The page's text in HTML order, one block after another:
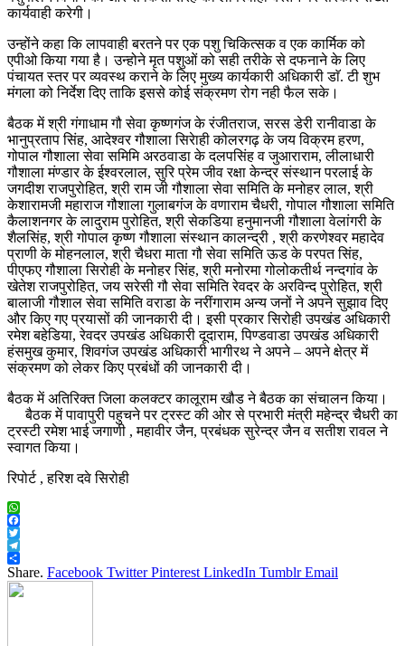
कार्यवाही करेगी।
उन्होंने कहा कि लापवाही बरतने पर एक पशु चिकित्सक व एक कार्मिक को
एपीओ किया गया है। उन्होने मृत पशुओं को सही तरीके से दफनाने के लिए
पंचायत स्तर पर व्यवस्थ कराने के लिए मुख्य कार्यकारी अधिकारी डाॅ. टी शुभ
मंगला को निर्देश दिए ताकि इससे कोई संक्रमण रोग नही फैल सके।
बैठक में श्री गंगाधाम गौ सेवा कृष्णगंज के रंजीतराज, सरस डेरी रानीवाडा के
भानुप्रताप सिंह, आदेश्वर गौशाला सिरेाही कोलरगढ़ के जय विक्रम हरण,
गोपाल गौशाला सेवा समिमि अरठवाडा के दलपसिंह व जुआराराम, लीलाधारी
गौशाला मंण्डार के ईश्वरलाल, सुरि प्रेम जीव रक्षा केन्द्र संस्थान परलाई के
जगदीश राजपुरोहित, श्री राम जी गौशाला सेवा समिति के मनोहर लाल, श्री
केशारामजी महाराज गौशाला गुलाबगंज के वणाराम चैधरी, गोपाल गौशाला समिति
कैलाशनगर के लादुराम पुरोहित, श्री सेकडिया हनुमानजी गौशाला वेलांगरी के
शैलसिंह, श्री गोपाल कृष्ण गौशाला संस्थान कालन्द्री , श्री करणेश्वर महादेव
प्राणी के मोहनलाल, श्री चैधरा माता गौ सेवा समिति ऊड के परपत सिंह,
पीएफए गौशाला सिरोही के मनोहर सिंह, श्री मनोरमा गोलोकतीर्थ नन्दगांव के
खेतेश राजपुरोहित, जय सरेसी गौ सेवा समिति रेवदर के अरविन्द पुरोहित, श्री
बालाजी गौशाल सेवा समिति वराडा के नरींगाराम अन्य जनों ने अपने सुझाव दिए
और किए गए प्रयासों की जानकारी दी। इसी प्रकार सिरोही उपखंड अधिकारी
रमेश बहेडिया, रेवदर उपखंड अधिकारी दूदाराम, पिण्डवाडा उपखंड अधिकारी
हंसमुख कुमार, शिवगंज उपखंड अधिकारी भागीरथ ने अपने – अपने क्षेत्र में
संक्रमण को लेकर किए प्रबंधों की जानकारी दी।
बैठक में अतिरिक्त जिला कलक्टर कालूराम खौड ने बैठक का संचालन किया।
बैठक में पावापुरी पहुचने पर ट्रस्ट की ओर से प्रभारी मंत्री महेन्द्र चैधरी का
ट्रस्टी रमेश भाई जगाणी , महावीर जैन, प्रबंधक सुरेन्द्र जैन व सतीश रावल ने
स्वागत किया।
रिपोर्ट , हरिश दवे सिरोही
WhatsApp
Facebook
Twitter
Telegram
Share
Share. Facebook Twitter Pinterest LinkedIn Tumblr Email